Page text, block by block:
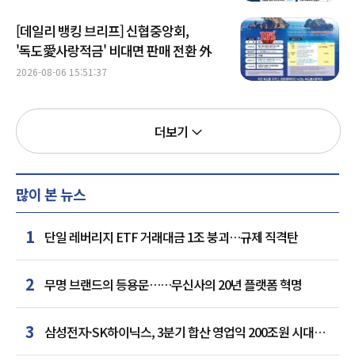
[데일리 뱅킹 브리프] 신협중앙회,
'독도愛사랑적금' 비대면 판매 전환 外
2026-08-06 15:51:37
더보기
많이 본 뉴스
1 단일 레버리지 ETF 거래대금 1조 붕괴…규제 직격탄
2 무명 브랜드의 등용문……무신사의 20년 플랫폼 혁명
3
삼성전자·SK하이닉스, 3분기 합산 영업익 200조원 시대
여나…中 추격은 부담